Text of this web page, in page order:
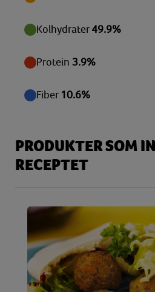
Zink
Kolhydrater 49.9%
Protein 3.9%
Fiber 10.6%
PRODUKTER SOM
RECEPTET